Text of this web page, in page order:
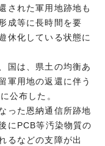
された軍用地跡地も
成等に長時間を要
休化している状態に
国は、県土の均衡あ
軍用地の返還に伴う
公布した。
った恩納通信所跡地
にPCB等汚染物質の
るなどの支障が出